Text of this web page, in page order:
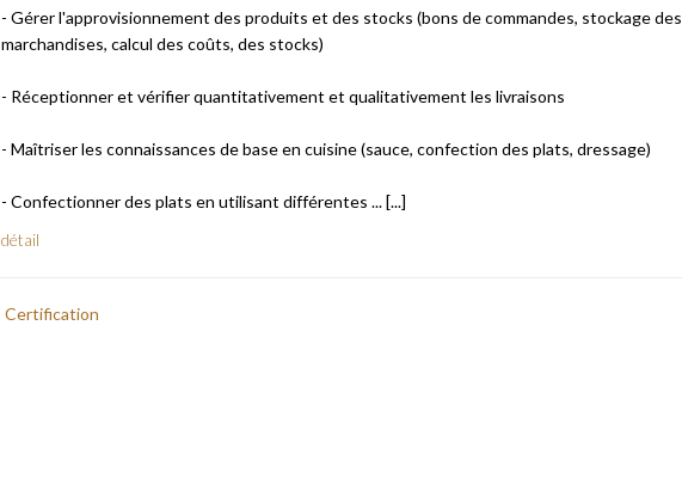
- Gérer l'approvisionnement des produits et des stocks (bons de commandes, stockage des
marchandises, calcul des coûts, des stocks)
- Réceptionner et vérifier quantitativement et qualitativement les livraisons
- Maîtriser les connaissances de base en cuisine (sauce, confection des plats, dressage)
- Confectionner des plats en utilisant différentes ... [...]
détail
Certification